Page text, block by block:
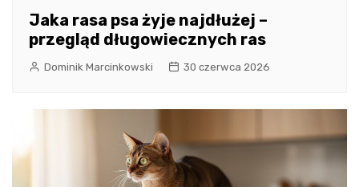
Jaka rasa psa żyje najdłużej –
przegląd długowiecznych ras
Dominik Marcinkowski 30 czerwca 2026